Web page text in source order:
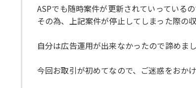
ASPでも随時案件が更新されていっている
その為、上記案件が停止してしまった際の
自分は広告運用が出来なかったので諦めま
今回お取引が初めてなので、ご迷惑をおか